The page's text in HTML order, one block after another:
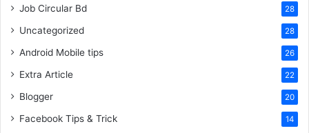
Job Circular Bd 28
Uncategorized 28
Android Mobile tips 26
Extra Article 22
Blogger 20
Facebook Tips & Trick 14